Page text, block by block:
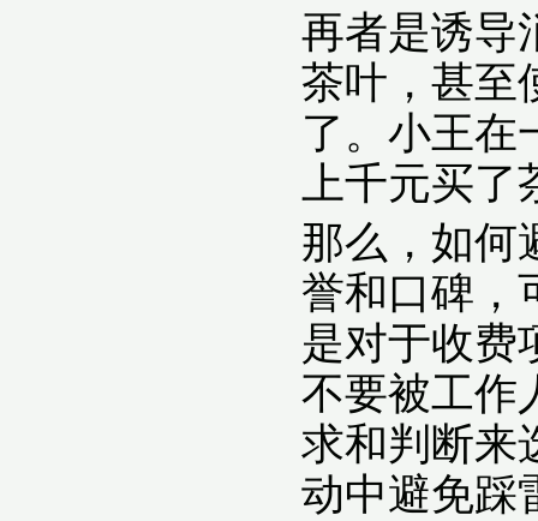
再者是诱导
茶叶，甚至
了。小王在
上千元买了
那么，如何
誉和口碑，
是对于收费
不要被工作
求和判断来
动中避免踩